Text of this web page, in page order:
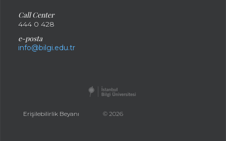
Call Center
444 0 428
e-posta
info@bilgi.edu.tr
Erişilebilirlik Beyanı © 2026